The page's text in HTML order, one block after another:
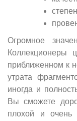
Огромное
Коллекционеры
приближенном к
утрата
иногда и
Вы сможете
плохой и очень